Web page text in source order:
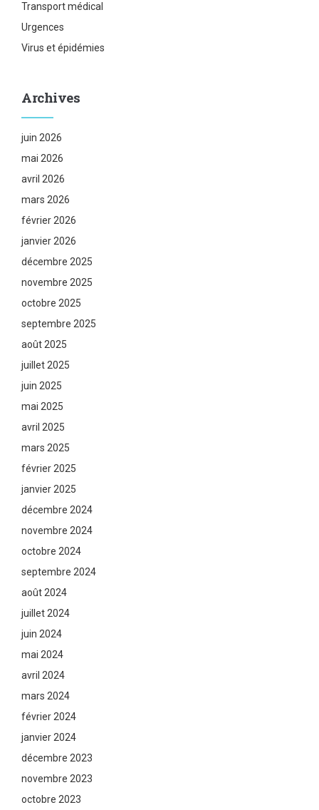
Transport médical
Urgences
Virus et épidémies
Archives
juin 2026
mai 2026
avril 2026
mars 2026
février 2026
janvier 2026
décembre 2025
novembre 2025
octobre 2025
septembre 2025
août 2025
juillet 2025
juin 2025
mai 2025
avril 2025
mars 2025
février 2025
janvier 2025
décembre 2024
novembre 2024
octobre 2024
septembre 2024
août 2024
juillet 2024
juin 2024
mai 2024
avril 2024
mars 2024
février 2024
janvier 2024
décembre 2023
novembre 2023
octobre 2023